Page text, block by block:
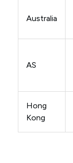
Australia
AS
Hong
Kong